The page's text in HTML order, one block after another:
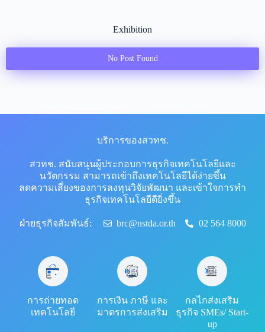
Exhibition
No Post Found
บริการของสวทช.
สวทช. สนับสนุนผู้ประกอบการธุรกิจเทคโนโลยีและ
นวัตกรรม สามารถเข้าถึงเทคโนโลยีได้ง่ายขึ้น
ลดความเสี่ยงของการลงทุนวิจัยพัฒนา และเข้าใจการทำ
ธุรกิจเทคโนโลยีดียิ่งขึ้น
ฝ่ายธุรกิจสัมพันธ์: brc@nstda.or.th 02 564 8000
การถ่ายทอด
เทคโนโลยี
การเงิน ภาษี และ
มาตรการส่งเสริม
กลไกส่งเสริม
ธุรกิจ SMEs/ Start-
up